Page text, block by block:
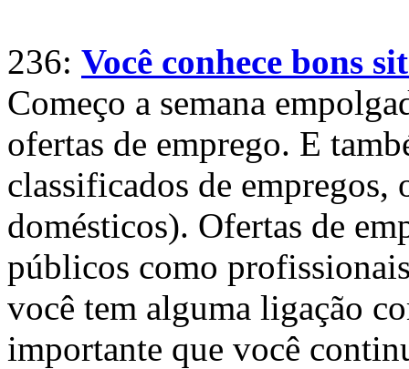
236: Você conhece bons
Começo a semana
ofertas de emprego. E
classificados de empregos,
domésticos). Ofertas de
públicos como
você tem alguma ligação
importante que você